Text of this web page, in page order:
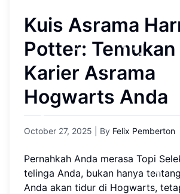
Kuis Asrama
Potter:
Karier Asrama
Hogwarts Anda
October 27, 2025 | By Felix Pemberton
Pernahkah Anda merasa Topi
telinga Anda, bukan hanya
Anda akan tidur di Hogwarts,